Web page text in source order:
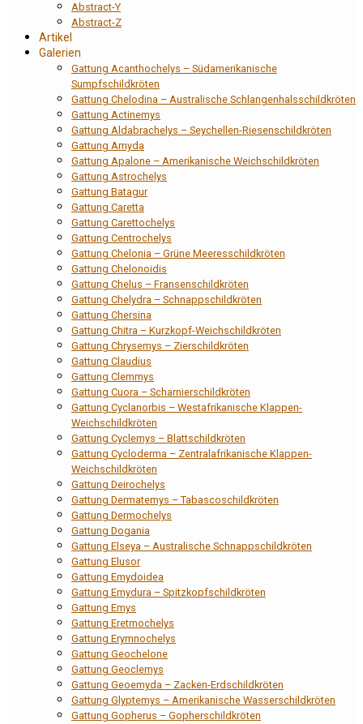
Abstract-Y
Abstract-Z
Artikel
Galerien
Gattung Acanthochelys – Südamerikanische
Sumpfschildkröten
Gattung Chelodina – Australische Schlangenhalsschildkröten
Gattung Actinemys
Gattung Aldabrachelys – Seychellen-Riesenschildkröten
Gattung Amyda
Gattung Apalone – Amerikanische Weichschildkröten
Gattung Astrochelys
Gattung Batagur
Gattung Caretta
Gattung Carettochelys
Gattung Centrochelys
Gattung Chelonia – Grüne Meeresschildkröten
Gattung Chelonoidis
Gattung Chelus – Fransenschildkröten
Gattung Chelydra – Schnappschildkröten
Gattung Chersina
Gattung Chitra – Kurzkopf-Weichschildkröten
Gattung Chrysemys – Zierschildkröten
Gattung Claudius
Gattung Clemmys
Gattung Cuora – Scharnierschildkröten
Gattung Cyclanorbis – Westafrikanische Klappen-
Weichschildkröten
Gattung Cyclemys – Blattschildkröten
Gattung Cycloderma – Zentralafrikanische Klappen-
Weichschildkröten
Gattung Deirochelys
Gattung Dermatemys – Tabascoschildkröten
Gattung Dermochelys
Gattung Dogania
Gattung Elseya – Australische Schnappschildkröten
Gattung Elusor
Gattung Emydoidea
Gattung Emydura – Spitzkopfschildkröten
Gattung Emys
Gattung Eretmochelys
Gattung Erymnochelys
Gattung Geochelone
Gattung Geoclemys
Gattung Geoemyda – Zacken-Erdschildkröten
Gattung Glyptemys – Amerikanische Wasserschildkröten
Gattung Gopherus – Gopherschildkröten